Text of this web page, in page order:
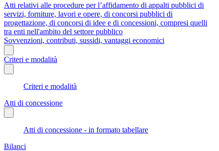
Atti relativi alle procedure per l’affidamento di appalti pubblici di
servizi, forniture, lavori e opere, di concorsi pubblici di
progettazione, di concorsi di idee e di concessioni, compresi quelli
tra enti nell'ambito del settore pubblico
Sovvenzioni, contributi, sussidi, vantaggi economici
Criteri e modalità
Criteri e modalità
Atti di concessione
Atti di concessione - in formato tabellare
Bilanci